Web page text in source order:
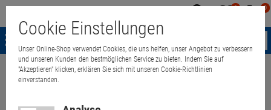
0 0
Menü
Weiter einkaufen
Cookie Einstellungen
Unser Online-Shop verwendet Cookies, die uns helfen, unser Angebot zu verbessern
und unseren Kunden den bestmöglichen Service zu bieten. Indem Sie auf
"Akzeptieren" klicken, erklären Sie sich mit unseren Cookie-Richtlinien
einverstanden.